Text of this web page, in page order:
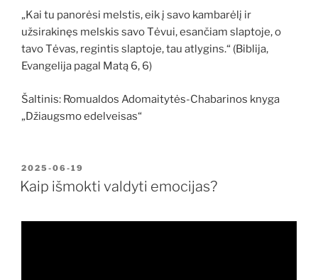
„Kai tu panorėsi melstis, eik į savo kambarėlį ir
užsirakinęs melskis savo Tėvui, esančiam slaptoje, o
tavo Tėvas, regintis slaptoje, tau atlygins.“ (Biblija,
Evangelija pagal Matą 6, 6)
Šaltinis: Romualdos Adomaitytės-Chabarinos knyga
„Džiaugsmo edelveisas“
PASKELBTA
2025-06-19
Kaip išmokti valdyti emocijas?